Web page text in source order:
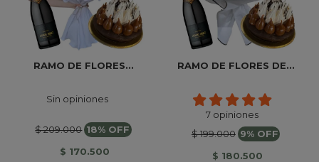
RAMO DE FLORES...
Sin opiniones
$ 209.000 18% OFF
$ 170.500
RAMO DE FLORES DE...
7 opiniones
$ 199.000 9% OFF
$ 180.500